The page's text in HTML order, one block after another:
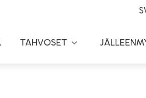
TAHVOSET
Toggle